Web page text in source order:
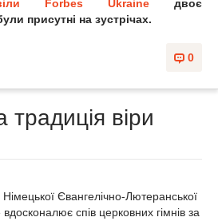
Forbes Ukraine двоє
присутні на зустрічах.
0
традиція віри
Євангелічно-Лютеранської
спів церковних гімнів за